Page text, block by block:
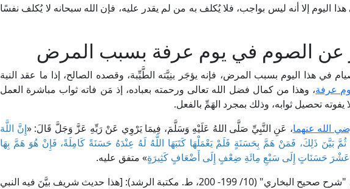
اليوم إلا أنه ليس بواجب، فلا يُكلف به من لم يقدر عليه، فإن الله سبحانه لا يُكلف نفسًا
عن الصوم في يوم عرفة بسبب المرض
في هذا اليوم بسبب المرض، فإنه يؤجَر بنِيَّته الطَّيِّبة، وقصده الصالح، إذا ما عقد النية
عرفة، وهذا من كمال فضل الله تعالى ورحمته بعباده، إذ مَن فاته ثواب مباشرة العمل
يفوته تحصيل ثوابه، وذلك بمجرد الهَمِّ بالفعل.
الله عنهما، عَنِ النَّبِيِّ صَلَّى اللهُ عَلَيْهِ وَسَلَّمَ، فِيمَا يَرْوِي عَنْ رَبِّهِ عَزَّ وَجَلَّ قَالَ: «إِنَّ اللَّهَ
بَيَّنَ ذَلِكَ، فَمَنْ هَمَّ بِحَسَنَةٍ فَلَمْ يَعْمَلْهَا كَتَبَهَا اللَّهُ لَهُ عِنْدَهُ حَسَنَةً كَامِلَةً، فَإِنْ هُوَ هَمَّ بِهَا
عَشْرَ حَسَنَاتٍ إِلَى سَبْعِ مِائَةِ ضِعْفٍ إِلَى أَضْعَافٍ كَثِيرَةٍ» متفق عليه.
قال العلامة ابن بَطَّال في "شرح صحيح البخاري" (10/ 199- 200، ط. مكتبة الرشد): [هذا حديث شريف بيَّنَ فيه النبي